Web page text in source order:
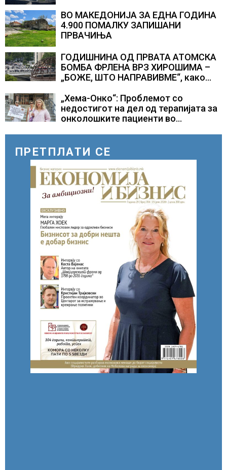
ВО МАКЕДОНИЈА ЗА ЕДНА ГОДИНА
4.900 ПОМАЛКУ ЗАПИШАНИ
ПРВАЧИЊА
ГОДИШНИНА ОД ПРВАТА АТОМСКА
БОМБА ФРЛЕНА ВРЗ ХИРОШИМА –
„БОЖЕ, ШТО НАПРАВИВМЕ“, како
Геј“ и учесниците во
бомбардирањето го доживуваа овој
настан што го промени текот на
„Хема-Онко“: Проблемот со
недостигот на дел од терапијата за
онколошките пациенти во
ПРЕТПЛАТИ СЕ